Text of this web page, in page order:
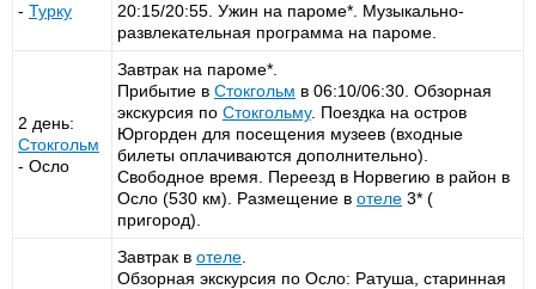
- Турку
20:15/20:55. Ужин на пароме*. Музыкально-
развлекательная программа на пароме.
2 день:
Стокгольм
- Осло
Завтрак на пароме*.
Прибытие в Стокгольм в 06:10/06:30. Обзорная
экскурсия по Стокгольму. Поездка на остров
Юргорден для посещения музеев (входные
билеты оплачиваются дополнительно).
Свободное время. Переезд в Норвегию в район в
Осло (530 км). Размещение в отеле 3* (
пригород).
Завтрак в отеле
Обзорная экскурсия по Осло: Ратуша, старинная